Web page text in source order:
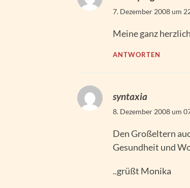
7. Dezember 2008 um
Meine ganz
ANTWORTEN
syntaxia
8. Dezember 2008 um
Den Großeltern
Gesundheit und
..grüßt Monika